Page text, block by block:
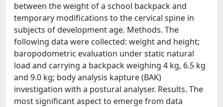
between the weight of a school backpack and
temporary modifications to the cervical spine in
subjects of development age. Methods. The
following data were collected: weight and height;
baropodometric evaluation under static natural
load and carrying a backpack weighing 4 kg, 6.5 kg
and 9.0 kg; body analysis kapture (BAK)
investigation with a postural analyser. Results. The
most significant aspect to emerge from data